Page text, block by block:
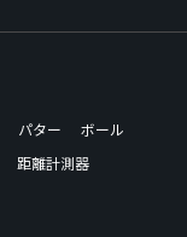
パター
ボール
距離計測器